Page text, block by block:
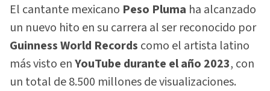
El cantante mexicano Peso Pluma ha alcanzado
un nuevo hito en su carrera al ser reconocido por
Guinness World Records como el artista latino
más visto enYouTube durante el año 2023, con
un total de 8.500 millones de visualizaciones.